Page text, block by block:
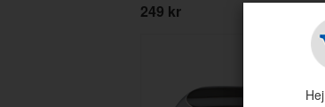
249 kr